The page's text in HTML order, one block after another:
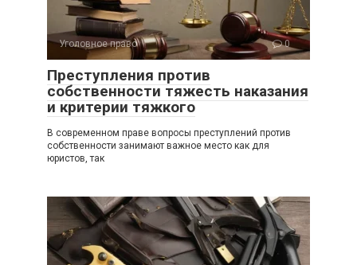
Уголовное право 0
Преступления против
собственности тяжесть наказания
и критерии тяжкого
В современном праве вопросы преступлений против
собственности занимают важное место как для
юристов, так